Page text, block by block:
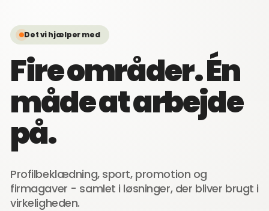
Det vi hjælper med
Fire områder. Én
måde at arbejde
på.
Profilbeklædning, sport, promotion og
firmagaver - samlet i løsninger, der bliver brugt i
virkeligheden.